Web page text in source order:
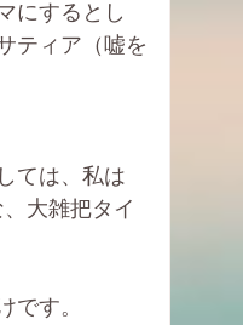
にするとし
ティア（嘘を
ては、私は
大雑把タイ
です。